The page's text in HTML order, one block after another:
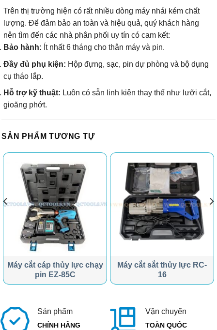
Trên thị trường hiện có rất nhiều dòng máy nhái kém chất
lượng. Để đảm bảo an toàn và hiệu quả, quý khách hàng
nên tìm đến các nhà phân phối uy tín có cam kết:
Bảo hành: Ít nhất 6 tháng cho thân máy và pin.
Đầy đủ phụ kiện: Hộp đựng, sạc, pin dự phòng và bộ dụng
cụ tháo lắp.
Hỗ trợ kỹ thuật: Luôn có sẵn linh kiện thay thế như lưỡi cắt,
gioăng phớt.
SẢN PHẨM TƯƠNG TỰ
Máy cắt cáp thủy lực chạy
pin EZ-85C
Máy cắt sắt thủy lực RC-
16
Sản phẩm
CHÍNH HÃNG
Vận chuyển
TOÀN QUỐC